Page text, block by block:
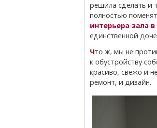
решила сделать и
полностью
интерьера зала
единственной
Что ж, мы не против потренироваться на тещиной территории, прежде чем перейдем
к обустройству
красиво, свежо и
ремонт, и дизайн.